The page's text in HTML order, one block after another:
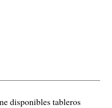
disponibles tableros